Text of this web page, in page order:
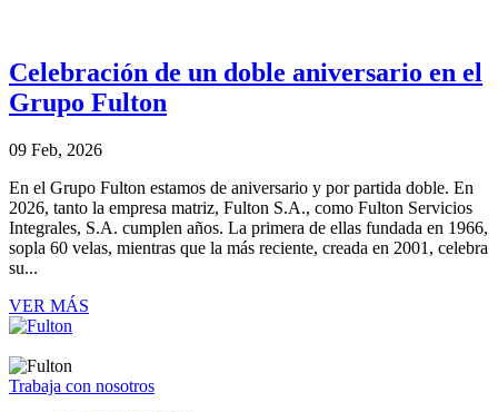
Celebración de un doble aniversario en el
Grupo Fulton
09 Feb, 2026
En el Grupo Fulton estamos de aniversario y por partida doble. En
2026, tanto la empresa matriz, Fulton S.A., como Fulton Servicios
Integrales, S.A. cumplen años. La primera de ellas fundada en 1966,
sopla 60 velas, mientras que la más reciente, creada en 2001, celebra
su...
VER MÁS
Trabaja con nosotros